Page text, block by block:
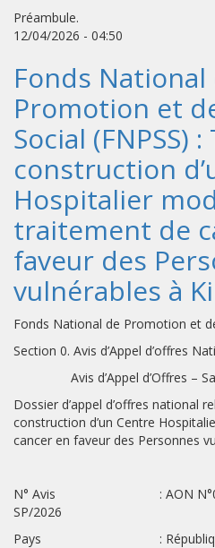
Préambule.
12/04/2026 - 04:50
Fonds National
Promotion et
Social (FNPSS)
construction
Hospitalier
traitement de
faveur des
vulnérables à
Fonds National de Promotion et
Section 0. Avis d’Appel d’offres
Avis d’Appel d’Offres –
Dossier d’appel d’offres national
construction d’un Centre
cancer en faveur des Personnes
N° Avis : AON N°001/
SP/2026
Pays : République